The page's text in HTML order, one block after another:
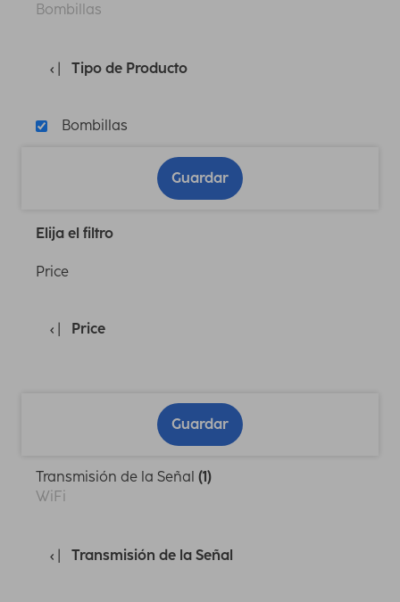
Bombillas
Tipo de Producto
Bombillas
Guardar
Elija el filtro
Price
Price
Guardar
Transmisión de la Señal (1)
WiFi
Transmisión de la Señal